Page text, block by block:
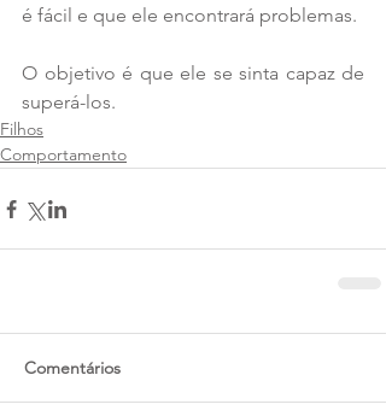
é fácil e que ele encontrará problemas.
O objetivo é que ele se sinta capaz de
superá-los.
Filhos
Comportamento
Comentários